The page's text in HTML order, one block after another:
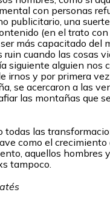
con personas
publicitario, una
(en el trato con
más capacitado del
cuando las cosas
siguiente alguien nos
irnos y por primera
se acercaron a las
las montañas que
todas las
como el crecimiento
aquellos hombres
tampoco.